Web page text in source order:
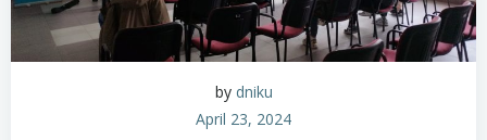
by dniku
April 23, 2024